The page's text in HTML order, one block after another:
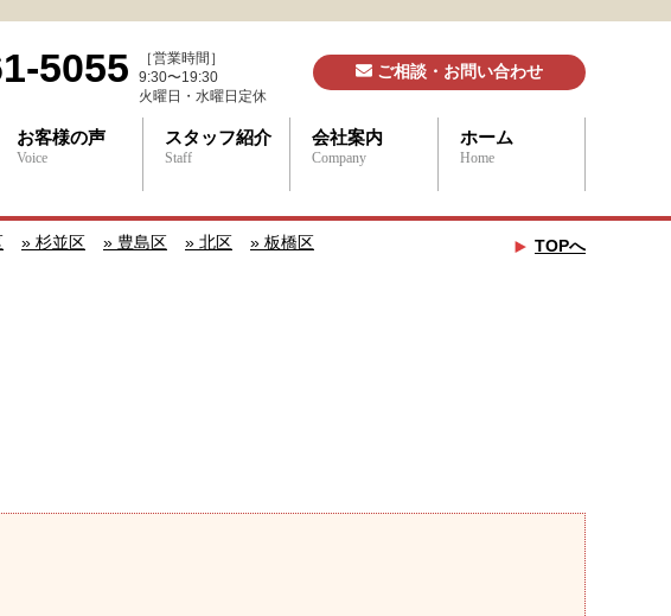
5055
［営業時間］
9:30〜19:30
火曜日・水曜日定休
ご相談・お問い合わせ
お客様の声
Voice
スタッフ紹介
Staff
会社案内
Company
ホーム
Home
» 杉並区 » 豊島区 » 北区 » 板橋区 TOPへ